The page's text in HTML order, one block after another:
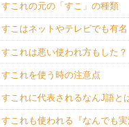
すこれの元の「すこ」の種類
すこはネットやテレビでも有名
すこれは悪い使われ方もした？
すこれを使う時の注意点
すこれに代表されるなんJ語と
すこれも使われる『なんでも